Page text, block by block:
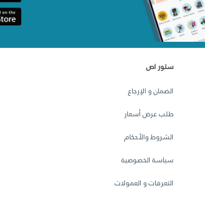
ستور اص
الضمان و الإرجاع
طلب عرض أسعار
الشروط والأحكام
سياسة الخصوصية
التعرفات و العمولات